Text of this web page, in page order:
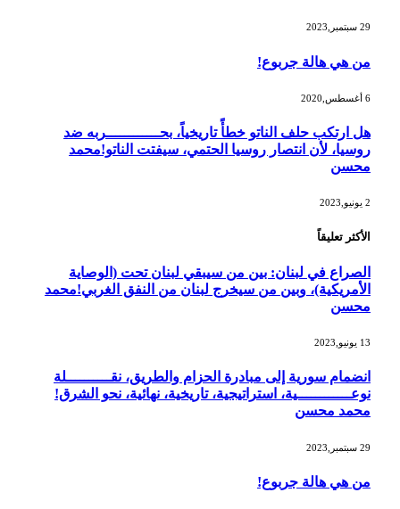
29 سبتمبر,2023
من هي هالة جربوع!
هل ارتكب حلف الناتو خطأً تاريخياً، بحــــــــــــربه ضد
روسيا، لأن انتصار روسيا الحتمي، سيفتت الناتو!محمد
محسن
الأكثر تعليقاً
الصراع في لبنان: بين من سيبقي لبنان تحت (الوصاية
الأمريكية)، وبين من سيخرج لبنان من النفق الغربي!محمد
محسن
13 يونيو,2023
انضمام سورية إلى مبادرة الحزام والطريق، نقــــــــــلة
نوعــــــــــــية، استراتيجية، تاريخية، نهائية، نحو الشرق!
محمد محسن
29 سبتمبر,2023
من هي هالة جربوع!